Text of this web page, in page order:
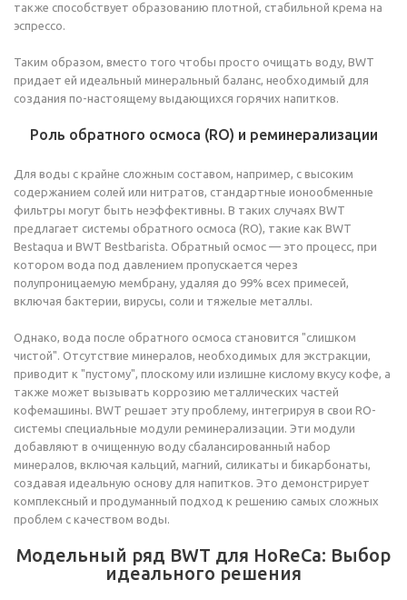
также способствует образованию плотной, стабильной крема на
эспрессо.
Таким образом, вместо того чтобы просто очищать воду, BWT
придает ей идеальный минеральный баланс, необходимый для
создания по-настоящему выдающихся горячих напитков.
Роль обратного осмоса (RO) и реминерализации
Для воды с крайне сложным составом, например, с высоким
содержанием солей или нитратов, стандартные ионообменные
фильтры могут быть неэффективны. В таких случаях BWT
предлагает системы обратного осмоса (RO), такие как BWT
Bestaqua и BWT Bestbarista. Обратный осмос — это процесс, при
котором вода под давлением пропускается через
полупроницаемую мембрану, удаляя до 99% всех примесей,
включая бактерии, вирусы, соли и тяжелые металлы.
Однако, вода после обратного осмоса становится "слишком
чистой". Отсутствие минералов, необходимых для экстракции,
приводит к "пустому", плоскому или излишне кислому вкусу кофе, а
также может вызывать коррозию металлических частей
кофемашины. BWT решает эту проблему, интегрируя в свои RO-
системы специальные модули реминерализации. Эти модули
добавляют в очищенную воду сбалансированный набор
минералов, включая кальций, магний, силикаты и бикарбонаты,
создавая идеальную основу для напитков. Это демонстрирует
комплексный и продуманный подход к решению самых сложных
проблем с качеством воды.
Модельный ряд BWT для HoReCa: Выбор
идеального решения